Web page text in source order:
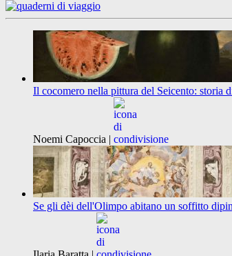
Il cocomero nella pittura del Seicento: storia
Noemi Capoccia |
Se gli dèi dell'Olimpo abitano un soffitto